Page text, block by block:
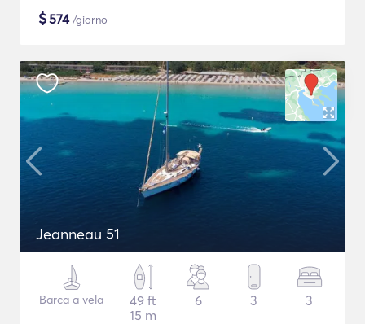
$574/giorno
Jeanneau 51
Barca a vela
49 ft
15 m
6 3 3